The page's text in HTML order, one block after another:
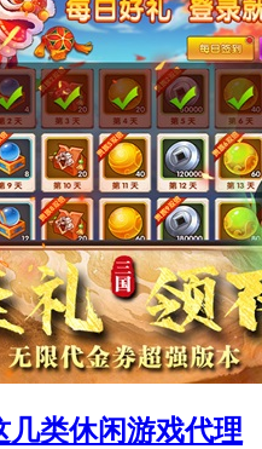
几类休闲游戏代理